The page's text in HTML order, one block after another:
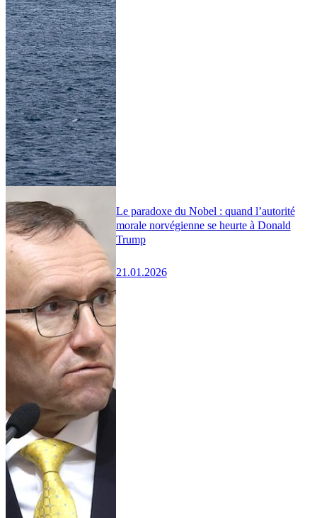
Le paradoxe du Nobel : quand l’autorité
morale norvégienne se heurte à Donald
Trump
21.01.2026